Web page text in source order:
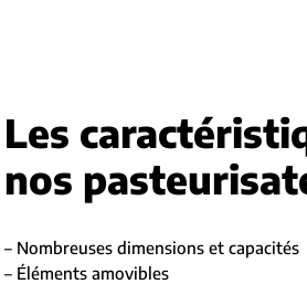
Les
nos
– Nombreuses dimensions et capacités
– Éléments amovibles